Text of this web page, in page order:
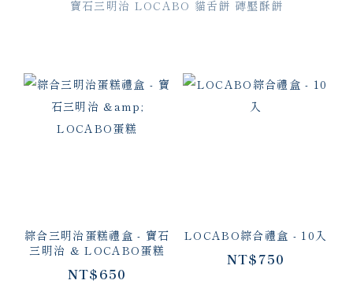
寶石三明治 LOCABO 貓舌餅 磚壓酥餅
綜合三明治蛋糕禮盒 - 寶石
三明治 & LOCABO蛋糕
NT$650
LOCABO綜合禮盒 - 10入
NT$750